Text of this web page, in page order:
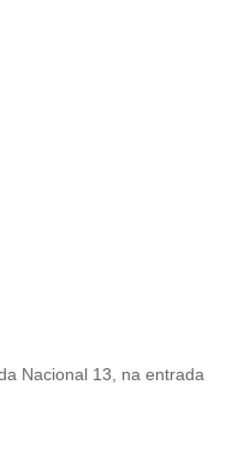
Nacional 13, na entrada